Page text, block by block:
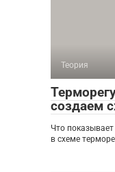
Теория
создаем
Что
в схеме